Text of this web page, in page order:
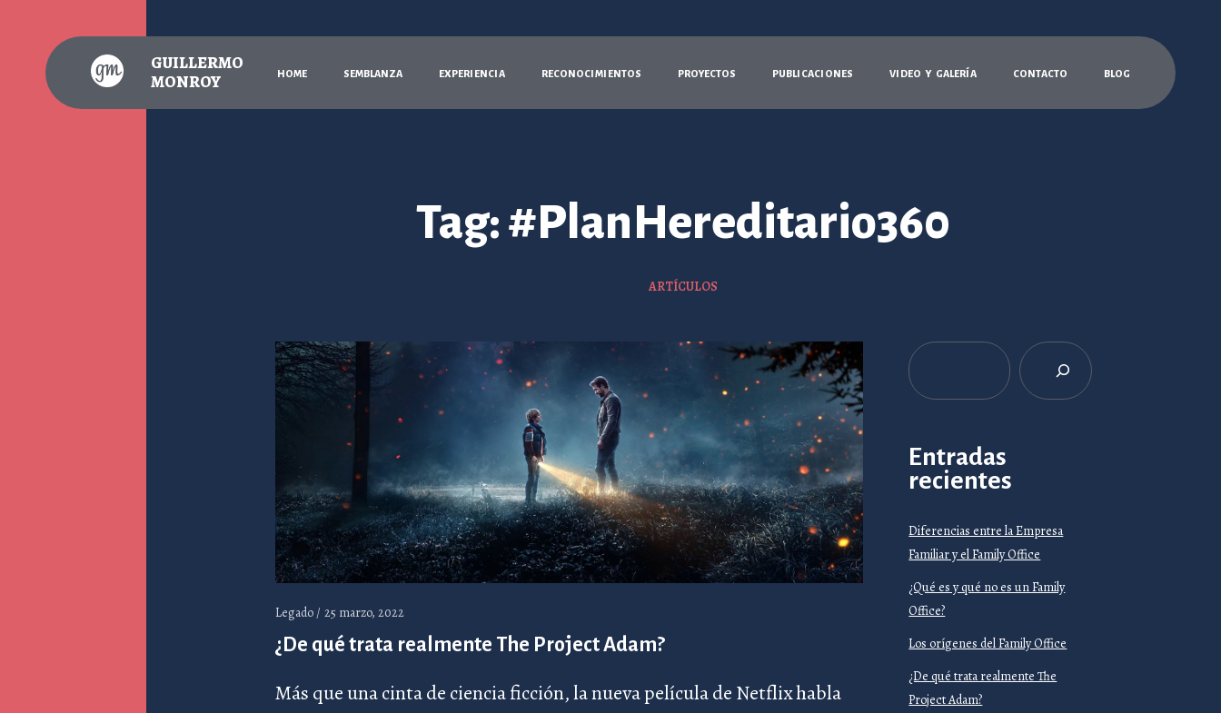
GUILLERMO
MONROY
HOME SEMBLANZA EXPERI ENCIA RECONOCIMI ENTOS PROYECTOS PUBLI CACI ONES VI DEO Y GALERÍA CONTACTO BLOG
Tag: #PlanHereditario360
ARTÍCULOS
Legado / 25 marzo, 2022
¿De qué trata realmente The Project Adam?
Más que una cinta de ciencia ficción, la nueva película de Netflix habla
Entradas
recientes
Diferencias entre la Empresa
Familiar y el Family Office
¿Qué es y qué no es un Family
Office?
Los orígenes del Family Office
¿De qué trata realmente The
Project Adam?